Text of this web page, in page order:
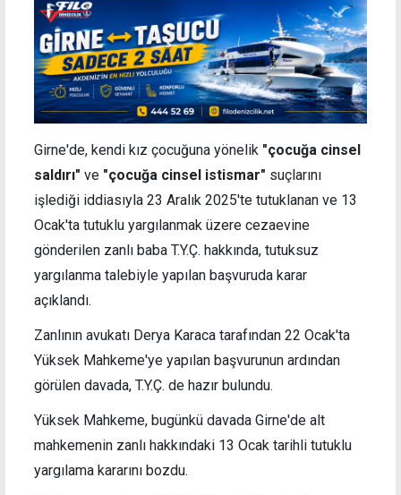
Girne'de, kendi kız çocuğuna yönelik "çocuğa cinsel
saldırı" ve "çocuğa cinsel istismar" suçlarını
işlediği iddiasıyla 23 Aralık 2025'te tutuklanan ve 13
Ocak'ta tutuklu yargılanmak üzere cezaevine
gönderilen zanlı baba T.Y.Ç. hakkında, tutuksuz
yargılanma talebiyle yapılan başvuruda karar
açıklandı.
Zanlının avukatı Derya Karaca tarafından 22 Ocak'ta
Yüksek Mahkeme'ye yapılan başvurunun ardından
görülen davada, T.Y.Ç. de hazır bulundu.
Yüksek Mahkeme, bugünkü davada Girne'de alt
mahkemenin zanlı hakkındaki 13 Ocak tarihli tutuklu
yargılama kararını bozdu.